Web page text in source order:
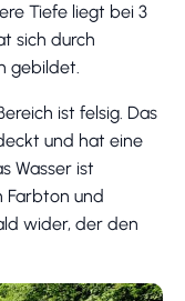
Tiefe liegt bei 3
sich durch
gebildet.
ist felsig. Das
und hat eine
Wasser ist
Farbton und
wider, der den